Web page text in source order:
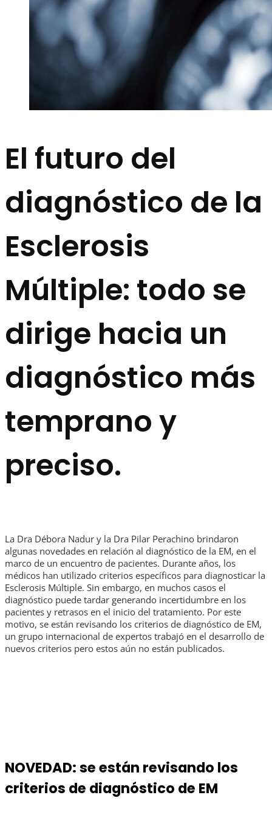
El futuro del
diagnóstico de la
Esclerosis
Múltiple: todo se
dirige hacia un
diagnóstico más
temprano y
preciso.
La Dra Débora Nadur y la Dra Pilar Perachino brindaron
algunas novedades en relación al diagnóstico de la EM, en el
marco de un encuentro de pacientes. Durante años, los
médicos han utilizado criterios específicos para diagnosticar la
Esclerosis Múltiple. Sin embargo, en muchos casos el
diagnóstico puede tardar generando incertidumbre en los
pacientes y retrasos en el inicio del tratamiento. Por este
motivo, se están revisando los criterios de diagnóstico de EM,
un grupo internacional de expertos trabajó en el desarrollo de
nuevos criterios pero estos aún no están publicados.
NOVEDAD: se están revisando los
criterios de diagnóstico de EM